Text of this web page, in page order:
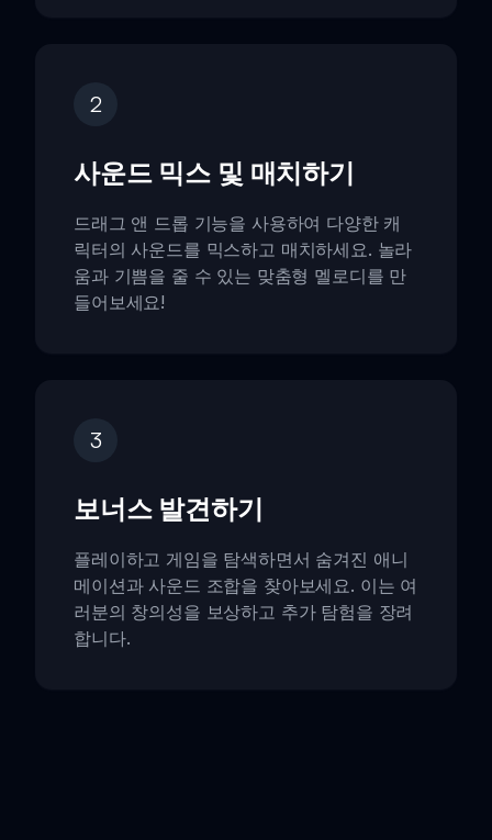
2
사운드 믹스 및 매치하기
드래그 앤 드롭 기능을 사용하여 다양한 캐
릭터의 사운드를 믹스하고 매치하세요. 놀라
움과 기쁨을 줄 수 있는 맞춤형 멜로디를 만
들어보세요!
3
보너스 발견하기
플레이하고 게임을 탐색하면서 숨겨진 애니
메이션과 사운드 조합을 찾아보세요. 이는 여
러분의 창의성을 보상하고 추가 탐험을 장려
합니다.